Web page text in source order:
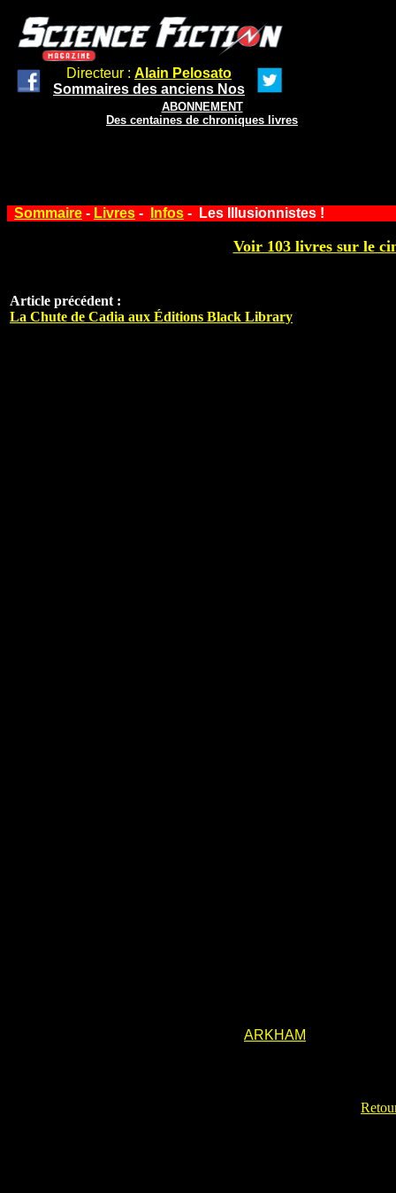
Directeur : Alain Pelosato
Sommaires des anciens Nos
ABONNEMENT
Des centaines de chroniques livres
Sommaire - Livres - Infos - Les Illusionnistes !
Voir 103 livres sur le
Article précédent :
La Chute de Cadia aux Éditions Black Library
ARKHAM